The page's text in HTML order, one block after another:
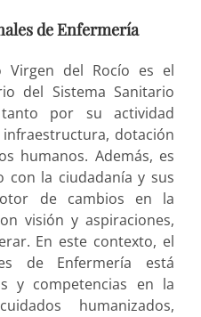
de Enfermería
Virgen del Rocío es el
del Sistema Sanitario
por su actividad
dotación
humanos. Además, es
la ciudadanía y sus
de cambios en la
visión y aspiraciones,
En este contexto, el
de Enfermería está
y competencias en la
humanizados,